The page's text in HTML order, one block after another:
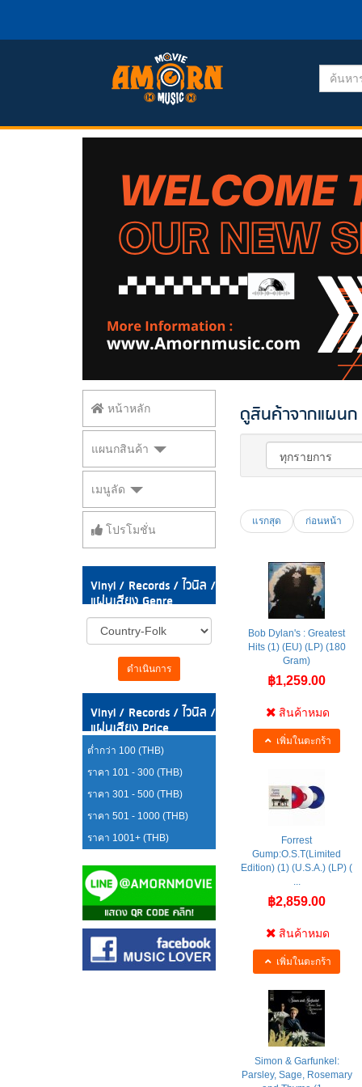
หน้าหลัก
แผนกสินค้า
เมนูลัด
โปรโมชั่น
Vinyl / Records / ไวนิล /
แผ่นเสียง Genre
ดำเนินการ
Vinyl / Records / ไวนิล /
แผ่นเสียง Price
ต่ำกว่า 100 (THB)
ราคา 101 - 300 (THB)
ราคา 301 - 500 (THB)
ราคา 501 - 1000 (THB)
ราคา 1001+ (THB)
ดูสินค้าจากแผนก
แรกสุด ก่อนหน้า
Bob Dylan's : Greatest
Hits (1) (EU) (LP) (180
Gram)
฿1,259.00
สินค้าหมด
เพิ่มในตะกร้า
Forrest
Gump:O.S.T(Limited
Edition) (1) (U.S.A.) (LP) (
...
฿2,859.00
สินค้าหมด
เพิ่มในตะกร้า
Simon & Garfunkel:
Parsley, Sage, Rosemary